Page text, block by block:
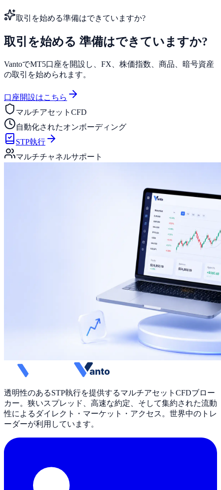
取引を始める準備はできていますか?
取引を始める 準備はできていますか?
VantoでMT5口座を開設し、FX、株価指数、商品、暗号資産
の取引を始められます。
口座開設はこちら
マルチアセットCFD
自動化されたオンボーディング
STP執行
マルチチャネルサポート
透明性のあるSTP執行を提供するマルチアセットCFDブロー
カー。狭いスプレッド、高速な約定、そして集約された流動
性によるダイレクト・マーケット・アクセス。世界中のトレ
ーダーが利用しています。